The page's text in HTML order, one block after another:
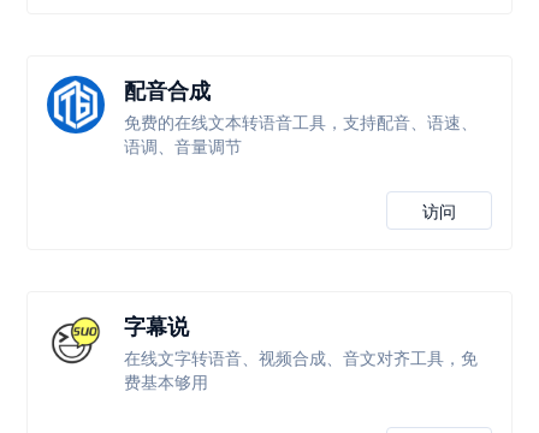
配音合成
免费的在线文本转语音工具，支持配音、语速、
语调、音量调节
访问
字幕说
在线文字转语音、视频合成、音文对齐工具，免
费基本够用